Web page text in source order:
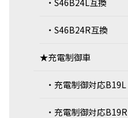
・S46B24L互換
・S46B24R互換
★充電制御車
・充電制御対応B19L
・充電制御対応B19R